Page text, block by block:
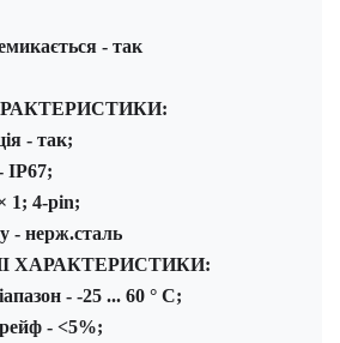
- так
- так;
IP67;
1; 4-pin;
- нерж.сталь
ХАРАКТЕРИСТИКИ:
- -25 ... 60 ° C;
- <5%;